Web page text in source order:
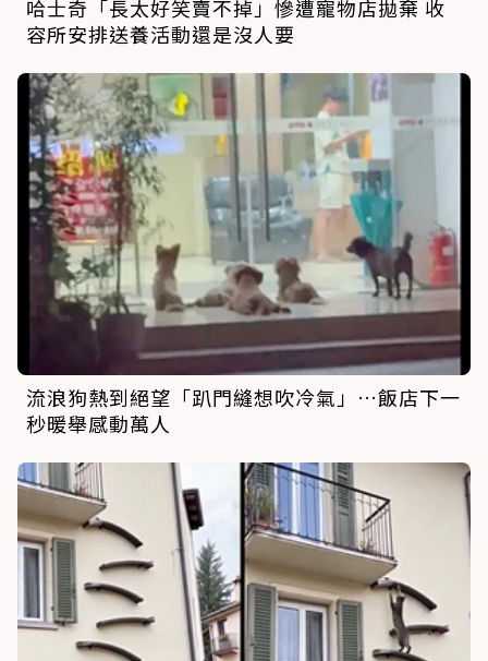
哈士奇「長太好笑賣不掉」慘遭寵物店拋棄 收
容所安排送養活動還是沒人要
流浪狗熱到絕望「趴門縫想吹冷氣」…飯店下一
秒暖舉感動萬人